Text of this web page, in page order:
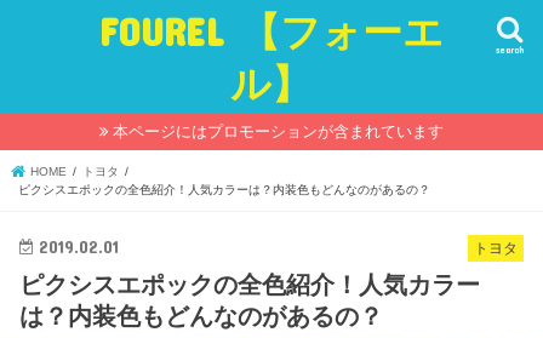
FOUREL 【フォーエ
ル】
search
本ページにはプロモーションが含まれています
HOME
トヨタ
ピクシスエポックの全色紹介！人気カラーは？内装色もどんなのがあるの？
トヨタ
2019.02.01
ピクシスエポックの全色紹介！人気カラー
は？内装色もどんなのがあるの？